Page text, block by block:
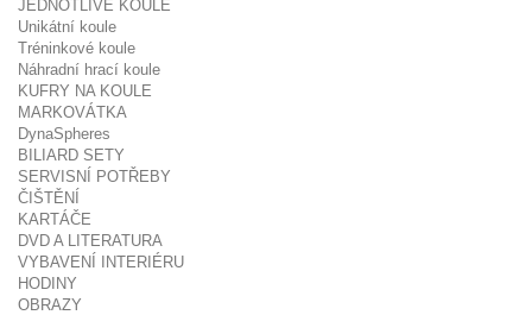
JEDNOTLIVÉ KOULE
Unikátní koule
Tréninkové koule
Náhradní hrací koule
KUFRY NA KOULE
MARKOVÁTKA
DynaSpheres
BILIARD SETY
SERVISNÍ POTŘEBY
ČIŠTĚNÍ
KARTÁČE
DVD A LITERATURA
VYBAVENÍ INTERIÉRU
HODINY
OBRAZY